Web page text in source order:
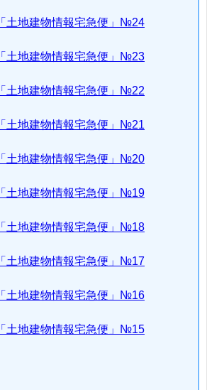
「土地建物情報宅急便」№24
「土地建物情報宅急便」№23
「土地建物情報宅急便」№22
「土地建物情報宅急便」№21
「土地建物情報宅急便」№20
「土地建物情報宅急便」№19
「土地建物情報宅急便」№18
「土地建物情報宅急便」№17
「土地建物情報宅急便」№16
「土地建物情報宅急便」№15